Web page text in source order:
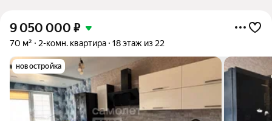
9 050 000 ₽
70 м² 2-комн. квартира 18 этаж из 22
новостройка